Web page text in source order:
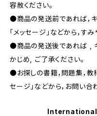
容赦ください。
●商品の発送前であれば，キ
「メッセージ」などから，す
●商品の発送後であれば ,
かじめ, ご了承ください｡
●お探しの書籍，問題集，教
セージ」などから，お問い合